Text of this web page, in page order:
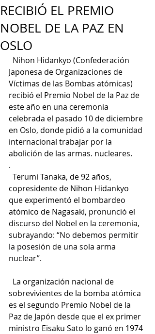
RECIBIÓ EL PREMIO
NOBEL DE LA PAZ EN
OSLO
Nihon Hidankyo (Confederación
Japonesa de Organizaciones de
Víctimas de las Bombas atómicas)
recibió el Premio Nobel de la Paz de
este año en una ceremonia
celebrada el pasado 10 de diciembre
en Oslo, donde pidió a la comunidad
internacional trabajar por la
abolición de las armas. nucleares.
.
Terumi Tanaka, de 92 años,
copresidente de Nihon Hidankyo
que experimentó el bombardeo
atómico de Nagasaki, pronunció el
discurso del Nobel en la ceremonia,
subrayando: “No debemos permitir
la posesión de una sola arma
nuclear”.
La organización nacional de
sobrevivientes de la bomba atómica
es el segundo Premio Nobel de la
Paz de Japón desde que el ex primer
ministro Eisaku Sato lo ganó en 1974